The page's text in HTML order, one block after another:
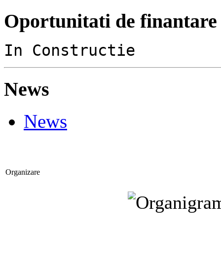
Oportunitati de finantare
In Constructie
News
News
Organizare